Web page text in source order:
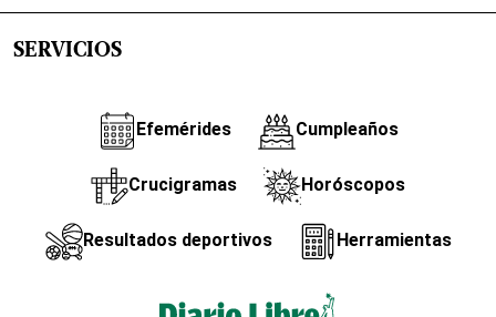
SERVICIOS
Efemérides Cumpleaños
Crucigramas Horóscopos
Resultados deportivos Herramientas